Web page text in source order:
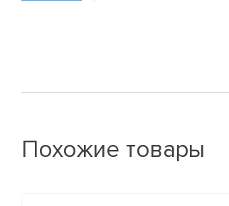
Похожие товары